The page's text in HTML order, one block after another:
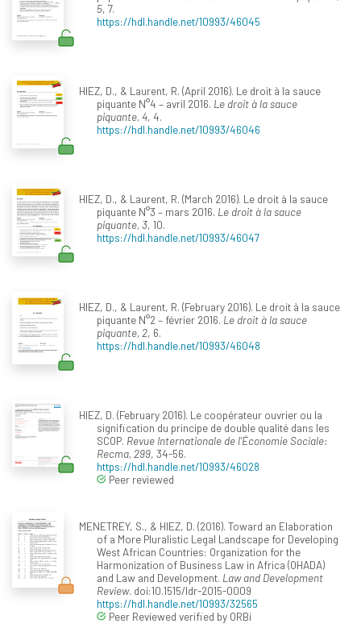
5, 7.
https://hdl.handle.net/10993/46045
HIEZ, D., & Laurent, R. (April 2016). Le droit à la sauce
piquante N°4 – avril 2016. Le droit à la sauce
piquante, 4, 4.
https://hdl.handle.net/10993/46046
HIEZ, D., & Laurent, R. (March 2016). Le droit à la sauce
piquante N°3 – mars 2016. Le droit à la sauce
piquante, 3, 10.
https://hdl.handle.net/10993/46047
HIEZ, D., & Laurent, R. (February 2016). Le droit à la sauce
piquante N°2 – février 2016. Le droit à la sauce
piquante, 2, 6.
https://hdl.handle.net/10993/46048
HIEZ, D. (February 2016). Le coopérateur ouvrier ou la
signification du principe de double qualité dans les
SCOP. Revue Internationale de l'Économie Sociale:
Recma, 299, 34-56.
https://hdl.handle.net/10993/46028
Peer reviewed
MENETREY, S., & HIEZ, D. (2016). Toward an Elaboration
of a More Pluralistic Legal Landscape for Developing
West African Countries: Organization for the
Harmonization of Business Law in Africa (OHADA)
and Law and Development. Law and Development
Review. doi:10.1515/ldr-2015-0009
https://hdl.handle.net/10993/32565
Peer Reviewed verified by ORBi